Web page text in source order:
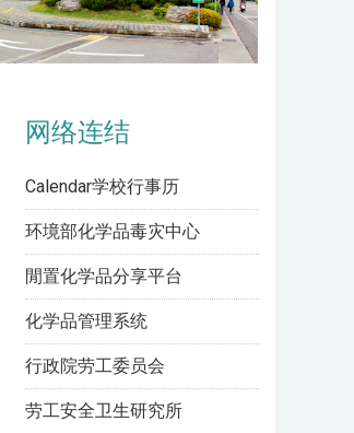
网络连结
Calendar学校行事历
环境部化学品毒灾中心
閒置化学品分享平台
化学品管理系统
行政院劳工委员会
劳工安全卫生研究所